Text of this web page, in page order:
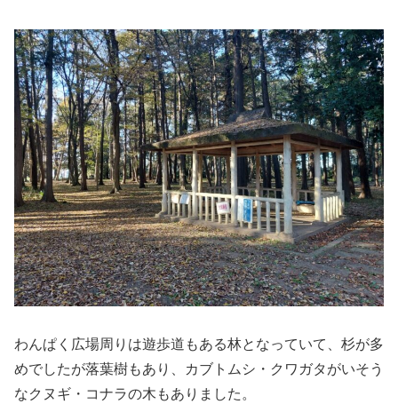
わんぱく広場周りは遊歩道もある林となっていて、杉が多
めでしたが落葉樹もあり、カブトムシ・クワガタがいそう
なクヌギ・コナラの木もありました。